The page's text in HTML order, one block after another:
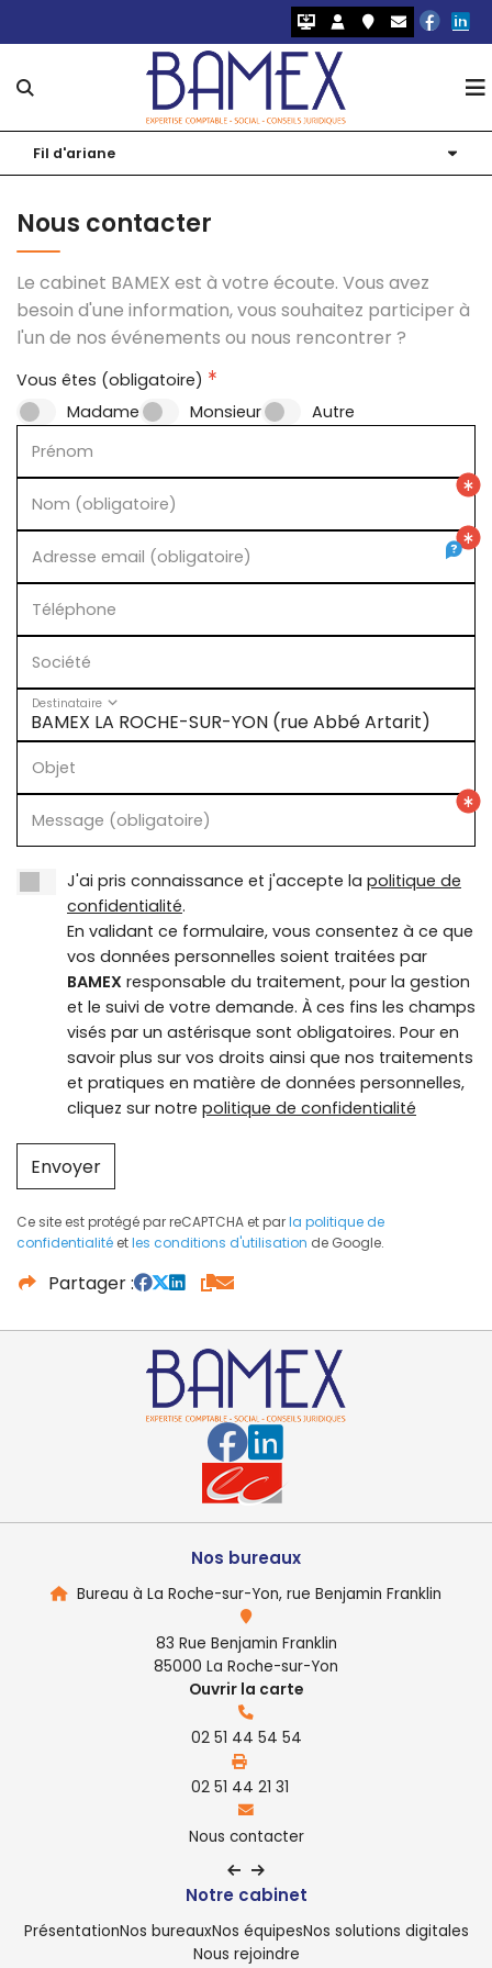
Notre cabinet
Nos bureaux
Nos équipes
Nos solutions digitales
Nous rejoindre
Création d'entreprise
Comptabilité et Fiscalité
RH et Paie
Juridique d’entreprise
Audit et commissariat aux comptes
Nos logiciels 2.0
Simulateurs
Edoc – Coffre-fort numérique
Isuite Expert
Nos outils
Échéanciers
Chiffres utiles
Actualités
Notre blog
Fil d'ariane
Nous contacter
Le cabinet BAMEX est à votre écoute. Vous avez
besoin d'une information, vous souhaitez participer à
l'un de nos événements ou nous rencontrer ?
Madame Monsieur Autre
Vous êtes (obligatoire)
Prénom
Nom (obligatoire)
Adresse email (obligatoire)
Téléphone
Société
Destinataire
Objet
Message (obligatoire)
J'ai pris connaissance et j'accepte la politique de
confidentialité.
En validant ce formulaire, vous consentez à ce que
vos données personnelles soient traitées par
BAMEX responsable du traitement, pour la gestion
et le suivi de votre demande. À ces fins les champs
visés par un astérisque sont obligatoires. Pour en
savoir plus sur vos droits ainsi que nos traitements
et pratiques en matière de données personnelles,
cliquez sur notre politique de confidentialité
Envoyer
Ce site est protégé par reCAPTCHA et parla politique de
confidentialité etles conditions d'utilisation de Google.
Partager
Nos bureaux
Bureau à La Roche-sur-Yon, rue Benjamin Franklin
83 Rue Benjamin Franklin
85000 La Roche-sur-Yon
Ouvrir la carte
02 51 44 54 54
02 51 44 21 31
Nous contacter
Notre cabinet
PrésentationNos bureauxNos équipesNos solutions digitales
Nous rejoindre